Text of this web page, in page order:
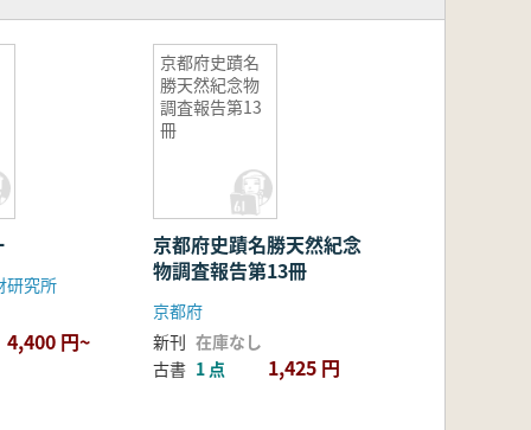
研究所
4,400 円~
京都府史蹟名
勝天然紀念物
調査報告第13
冊
京都府史蹟名勝天然紀念
物調査報告第13冊
京都府
新刊 在庫なし
古書 1 点 1,425 円